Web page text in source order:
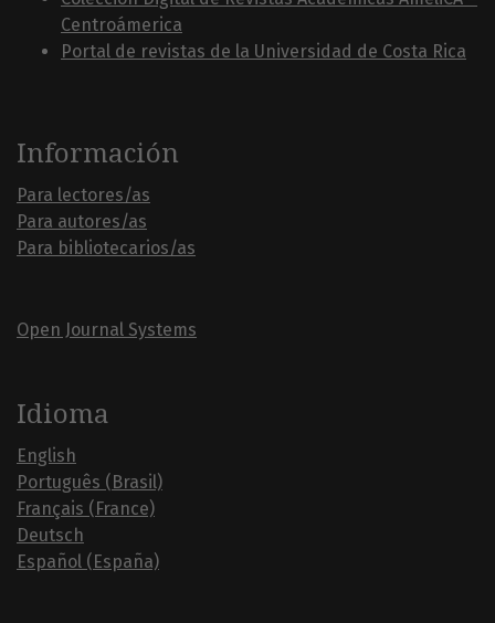
Centroámerica
Portal de revistas de la Universidad de Costa Rica
Información
Para lectores/as
Para autores/as
Para bibliotecarios/as
Open Journal Systems
Idioma
English
Português (Brasil)
Français (France)
Deutsch
Español (España)